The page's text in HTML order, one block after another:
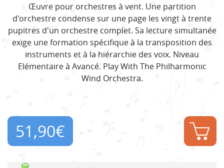
Œuvre pour orchestres à vent. Une partition
d'orchestre condense sur une page les vingt à trente
pupitres d'un orchestre complet. Sa lecture simultanée
exige une formation spécifique à la transposition des
instruments et à la hiérarchie des voix. Niveau
Elémentaire à Avancé. Play With The Philharmonic
Wind Orchestra.
51,90€